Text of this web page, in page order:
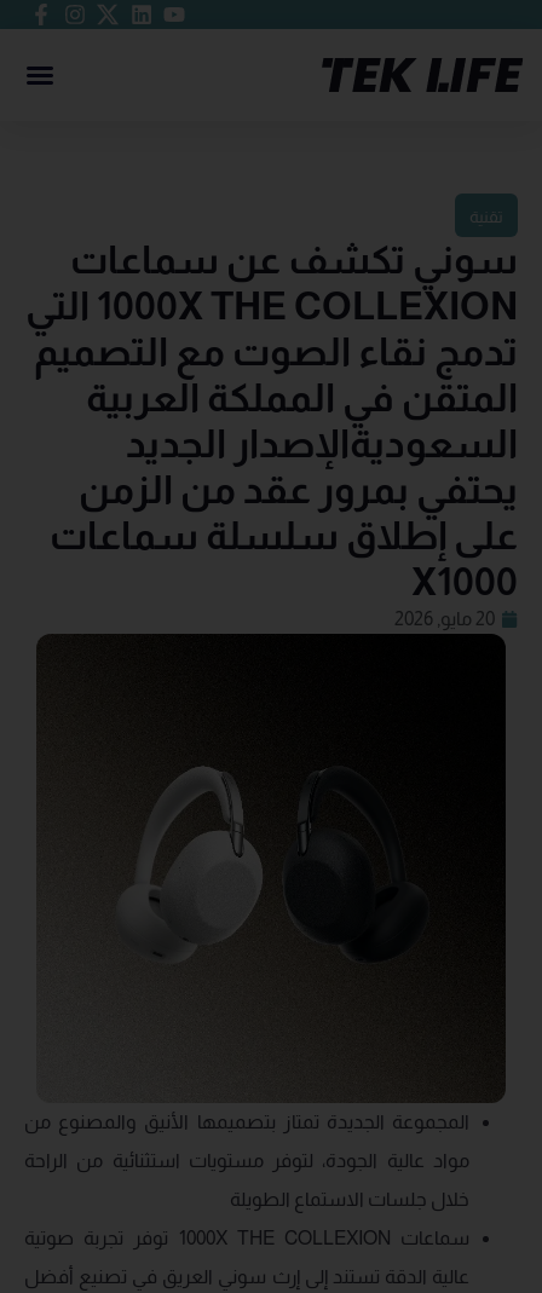
تقنية
سوني تكشف عن سماعات
1000X THE COLLEXION التي
تدمج نقاء الصوت مع التصميم
المتقن في المملكة العربية
السعوديةالإصدار الجديد
يحتفي بمرور عقد من الزمن
على إطلاق سلسلة سماعات
X1000
20 مايو, 2026
المجموعة الجديدة تمتاز بتصميمها الأنيق والمصنوع من
مواد عالية الجودة، لتوفر مستويات استثنائية من الراحة
خلال جلسات الاستماع الطويلة
سماعات 1000X THE COLLEXION توفر تجربة صوتية
عالية الدقة تستند إلى إرث سوني العريق في تصنيع أفضل